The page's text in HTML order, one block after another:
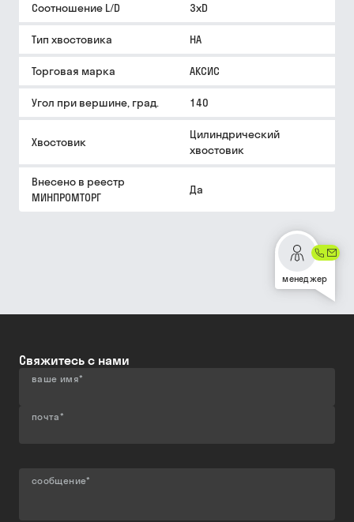
Соотношение L/D 3xD
Тип хвостовика HA
Торговая марка АКСИС
Угол при вершине, град. 140
Хвостовик
Цилиндрический
хвостовик
Внесено в реестр
МИНПРОМТОРГ
Да
менеджер
Свяжитесь с нами
ваше имя*
почта*
сообщение*